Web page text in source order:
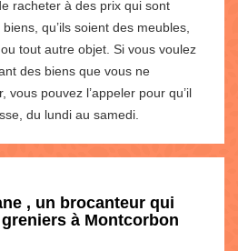
racheter à des prix qui sont
qu’ils soient des meubles,
tout autre objet. Si vous voulez
des biens que vous ne
vous pouvez l’appeler pour qu’il
du lundi au samedi.
, un brocanteur qui
à Montcorbon